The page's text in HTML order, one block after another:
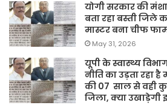
योगी सरकार की
बता रहा बस्ती जिले
मास्टर बना चीफ
May 31, 2026
यूपी के स्वास्थ्य
नीति का उड़ता रहा
की 07 साल से वही
जिला, क्या उखाड़ेगी